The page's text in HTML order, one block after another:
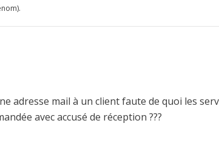
adresse mail à un client faute de quoi les
avec accusé de réception ???